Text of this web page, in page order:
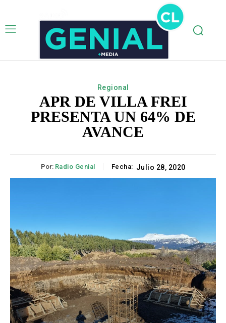
Regional
APR DE VILLA FREI
PRESENTA UN 64% DE
AVANCE
Por: Radio Genial Fecha: Julio 28, 2020